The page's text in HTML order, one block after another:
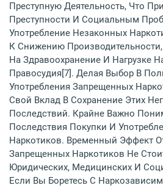
Преступную Деятельность, Что
Преступности И Социальным
Употребление Незаконных
К Снижению
На Здравоохранение И Нагрузке
Правосудия[7]. Делая Выбор В
Употребления Запрещенных
Свой Вклад В Сохранение Этих
Последствий. Крайне Важно
Последствия Покупки И
Наркотиков. Временный Эффект
Запрещенных Наркотиков Не
Юридических, Медицинских И
Если Вы Боретесь С